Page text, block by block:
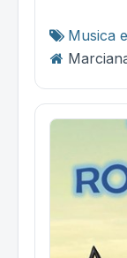
Musica